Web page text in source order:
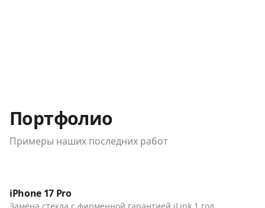
Портфолио
Примеры наших последних работ
Телефоны
iPhone 17 Pro